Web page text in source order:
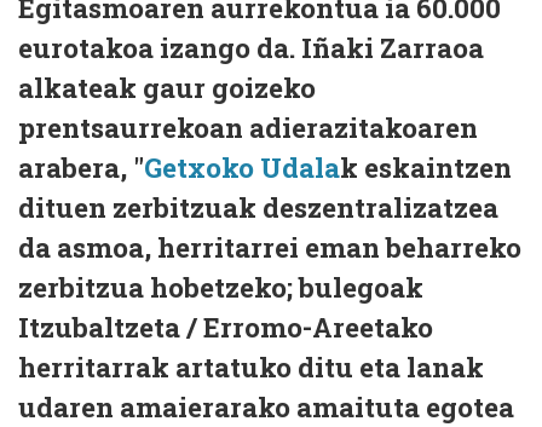
Egitasmoaren aurrekontua ia 60.000
eurotakoa izango da. Iñaki Zarraoa
alkateak gaur goizeko
prentsaurrekoan adierazitakoaren
arabera, "Getxoko Udalak eskaintzen
dituen zerbitzuak deszentralizatzea
da asmoa, herritarrei eman beharreko
zerbitzua hobetzeko; bulegoak
Itzubaltzeta / Erromo-Areetako
herritarrak artatuko ditu eta lanak
udaren amaierarako amaituta egotea